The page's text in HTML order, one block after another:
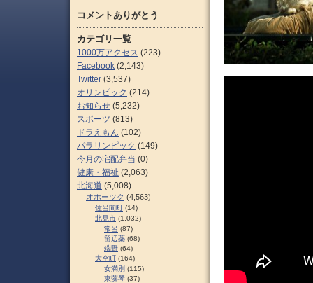
コメントありがとう
カテゴリ一覧
1000万アクセス (223)
Facebook (2,143)
Twitter (3,537)
オリンピック (214)
お知らせ (5,232)
スポーツ (813)
ドラえもん (102)
パラリンピック (149)
今月の宅配弁当 (0)
健康・福祉 (2,063)
北海道 (5,008)
オホーツク (4,563)
佐呂間町 (14)
北見市 (1,032)
常呂 (87)
留辺蘂 (68)
端野 (64)
大空町 (164)
女満別 (115)
東藻琴 (37)